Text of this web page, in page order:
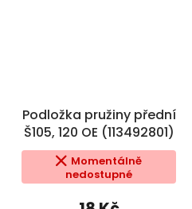
Podložka pružiny přední
Š105, 120 OE (113492801)
Momentálně
nedostupné